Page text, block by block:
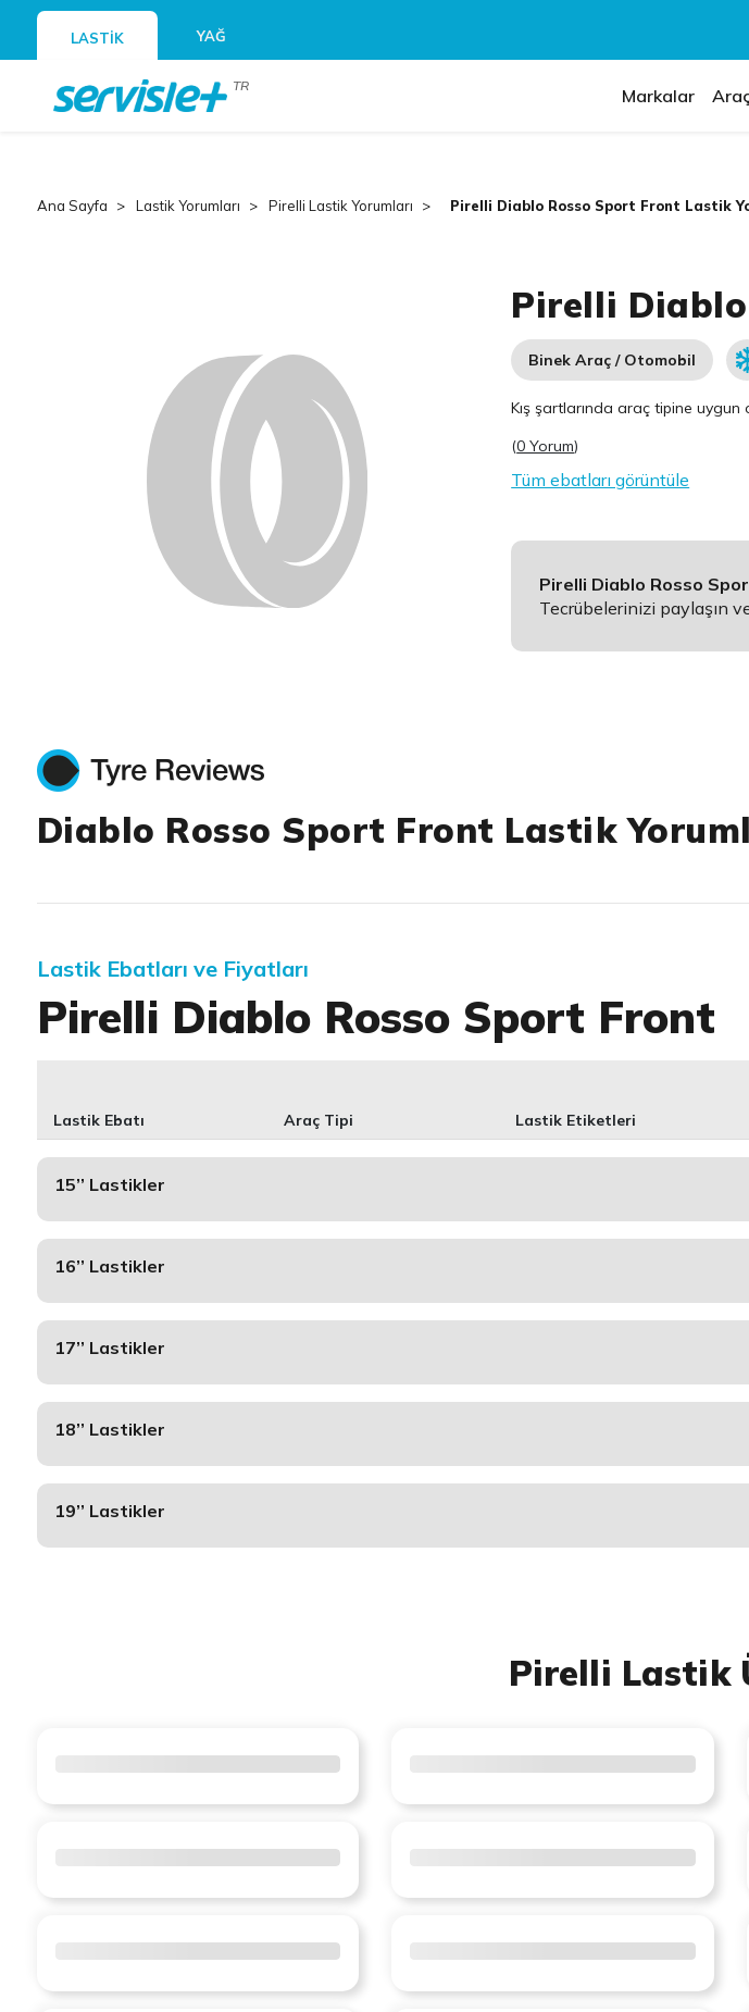
LASTİK YAĞ
TR Markalar
Ana Sayfa Lastik Yorumları Pirelli Lastik Yorumları Pirelli Diablo Rosso Sport Front Lastik
Pirelli
Binek Araç / Otomobil
Kış şartlarında araç tipine
(0 Yorum)
Tüm ebatları görüntüle
Pirelli Diablo Rosso
Tecrübelerinizi paylaşın
Diablo Rosso Sport Front Lastik
Lastik Ebatları ve Fiyatları
Pirelli Diablo Rosso Sport Front
Lastik Ebatı Araç Tipi Lastik Etiketleri
15’’ Lastikler
16’’ Lastikler
17’’ Lastikler
18’’ Lastikler
19’’ Lastikler
Pirelli Lastik